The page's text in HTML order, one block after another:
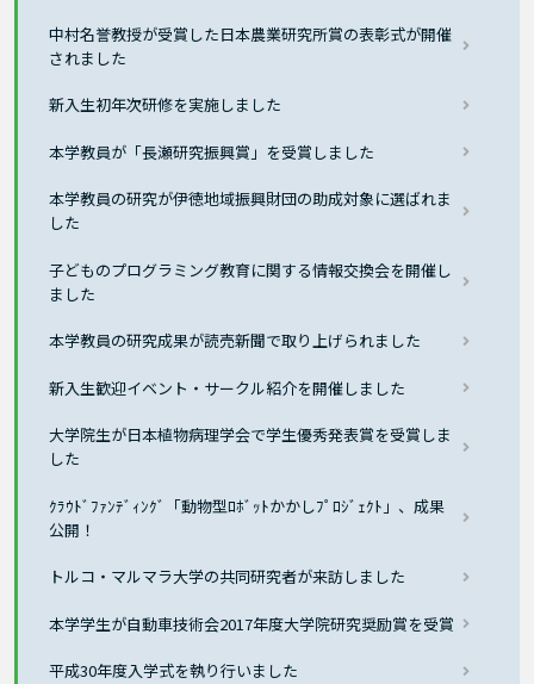
中村名誉教授が受賞した日本農業研究所賞の表彰式が開催
されました
新入生初年次研修を実施しました
本学教員が「長瀬研究振興賞」を受賞しました
本学教員の研究が伊徳地域振興財団の助成対象に選ばれま
した
子どものプログラミング教育に関する情報交換会を開催し
ました
本学教員の研究成果が読売新聞で取り上げられました
新入生歓迎イベント・サークル紹介を開催しました
大学院生が日本植物病理学会で学生優秀発表賞を受賞しま
した
ｸﾗｳﾄﾞﾌｧﾝﾃﾞｨﾝｸﾞ「動物型ﾛﾎﾞｯﾄかかしﾌﾟﾛｼﾞｪｸﾄ」、成果
公開！
トルコ・マルマラ大学の共同研究者が来訪しました
本学学生が自動車技術会2017年度大学院研究奨励賞を受賞
平成30年度入学式を執り行いました